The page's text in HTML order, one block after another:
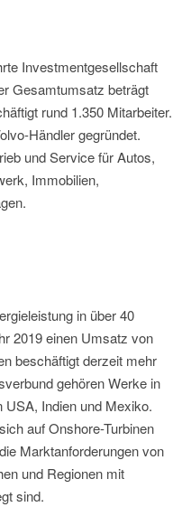
Investmentgesellschaft
Gesamtumsatz beträgt
rund 1.350 Mitarbeiter.
Händler gegründet.
und Service für Autos,
Immobilien,
in über 40
2019 einen Umsatz von
beschäftigt derzeit mehr
gehören Werke in
USA, Indien und Mexiko.
auf Onshore-Turbinen
Marktanforderungen von
und Regionen mit
sind.